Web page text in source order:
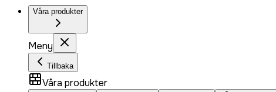
Våra produkter
Meny
Tillbaka
Våra produkter